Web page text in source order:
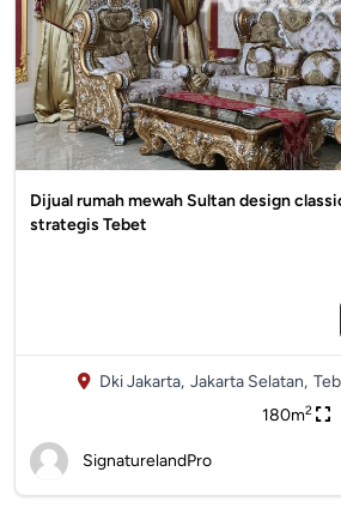
Dijual rumah mewah Sultan design
strategis Tebet
Dki Jakarta, Jakarta Selatan,
180m2
SignaturelandPro